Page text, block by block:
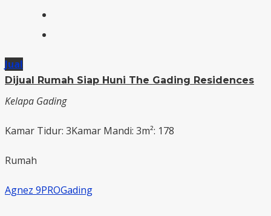
Jual
Dijual Rumah Siap Huni The Gading Residences
Kelapa Gading
Kamar Tidur: 3Kamar Mandi: 3m²: 178
Rumah
Agnez 9PROGading